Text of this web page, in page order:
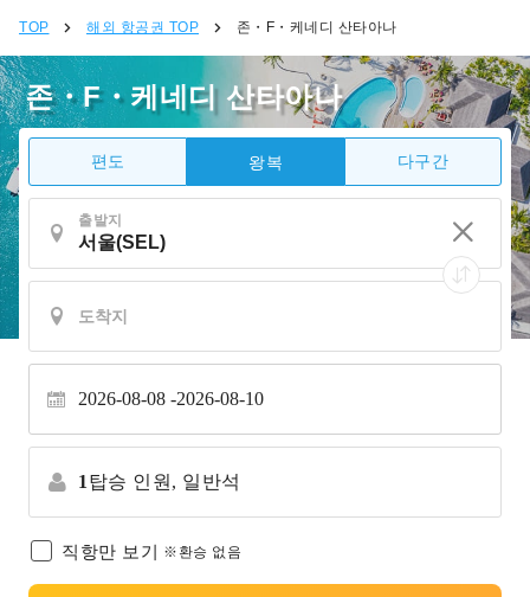
TOP 해외 항공권 TOP 존・F・케네디 산타아나
존・F・케네디 산타아나
편도 왕복 다구간
출발지
2026-08-08 2026-08-10
1 탑승 인원, 일반석
직항만 보기 ※환승 없음